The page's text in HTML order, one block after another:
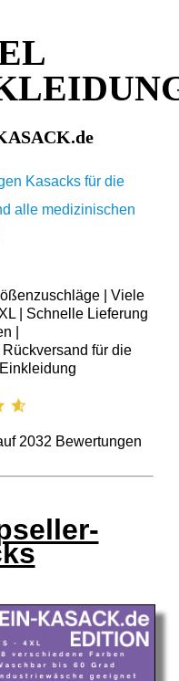
Kasacks für die
alle medizinischen
| Viele
| Schnelle Lieferung
|
für die
2032 Bewertungen